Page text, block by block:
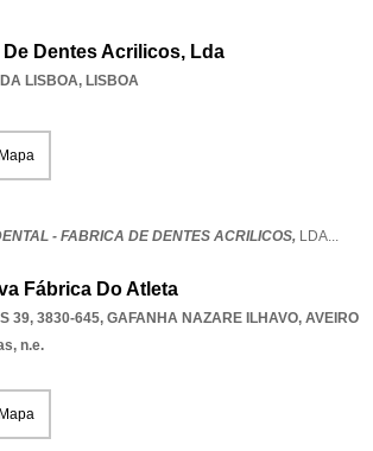
Dentes Acrilicos, Lda
LISBOA, LISBOA
- FABRICA DE DENTES ACRILICOS, LDA...
Fábrica Do Atleta
39, 3830-645, GAFANHA NAZARE ILHAVO, AVEIRO
n.e.